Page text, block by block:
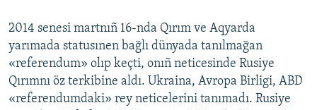
2014 senesi martnıñ 16-nda Qırım ve Aqyarda
yarımada statusınen bağlı dünyada tanılmağan
«referendum» olıp keçti, onıñ neticesinde Rusiye
Qırımnı öz terkibine aldı. Ukraina, Avropa Birligi, ABD
«referendumdaki» rey neticelerini tanımadı. Rusiye